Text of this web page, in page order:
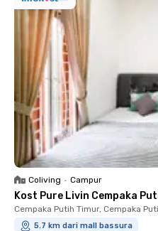
Coliving • Campur
Kost Pure Livin Cempaka
Cempaka Putih Timur, Cempaka
5.7 km dari mall bassura